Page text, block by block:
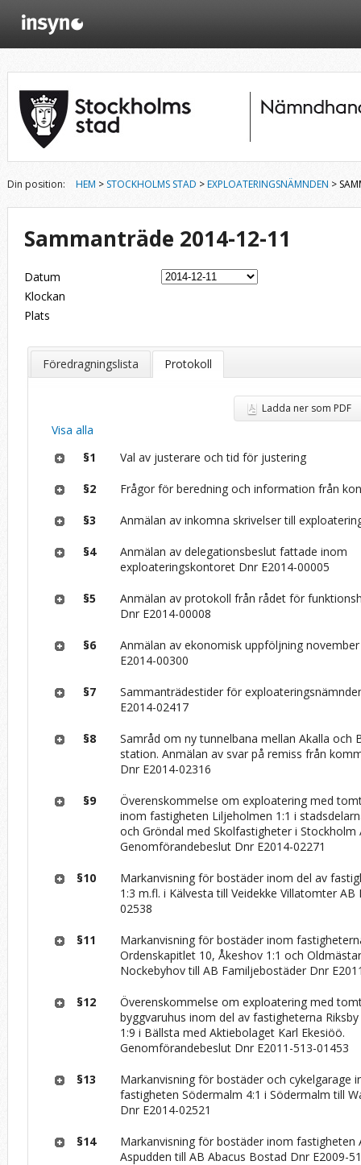
Din position: HEM > STOCKHOLMS STAD >EXPLOATERINGSNÄMNDEN >
Sammanträde 2014-12-11
Datum
Klockan
Plats
Föredragningslista Protokoll
Ladda ner som PDF
Visa alla
§1
Val av justerare och tid för justering
§2 Frågor för beredning och information från
§3 Anmälan av inkomna skrivelser till
§4
Anmälan av delegationsbeslut fattade inom
exploateringskontoret Dnr E2014-00005
§5
Anmälan av protokoll från rådet för
Dnr E2014-00008
§6
Anmälan av ekonomisk uppföljning
E2014-00300
§7
Sammanträdestider för
E2014-02417
§8
Samråd om ny tunnelbana mellan Akalla och
station. Anmälan av svar på remiss från
Dnr E2014-02316
§9
Överenskommelse om exploatering med
inom fastigheten Liljeholmen 1:1 i
och Gröndal med Skolfastigheter i Stockholm
Genomförandebeslut Dnr E2014-02271
§10
Markanvisning för bostäder inom del av
1:3 m.fl. i Kälvesta till Veidekke Villatomter AB
02538
§11
Markanvisning för bostäder inom
Ordenskapitlet 10, Åkeshov 1:1 och
Nockebyhov till AB Familjebostäder Dnr
§12
Överenskommelse om exploatering med
byggvaruhus inom del av fastigheterna
1:9 i Bällsta med Aktiebolaget Karl Ekesiöö.
Genomförandebeslut Dnr E2011-513-01453
§13
Markanvisning för bostäder och cykelgarage
fastigheten Södermalm 4:1 i Södermalm till
Dnr E2014-02521
§14
Markanvisning för bostäder inom fastigheten
Aspudden till AB Abacus Bostad Dnr E2009-